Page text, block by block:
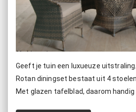
Geeft je tuin een luxueuze
Rotan diningset bestaat uit 4 stoelen
Met glazen tafelblad, daarom handig